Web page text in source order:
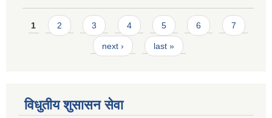
Pages
1 2 3 4 5 6 7
next › last »
विधुतीय शुसासन सेवा